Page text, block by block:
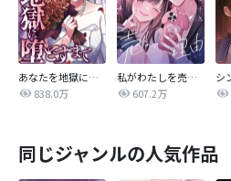
あなたを地獄に堕とすまで
838.0万
私がわたしを売る理由
607.2万
同じジャンルの人気作品